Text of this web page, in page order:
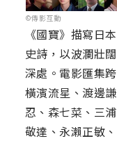
©傳影互動
《國寶》描寫日
史詩，以波瀾壯
深處。電影匯集
橫濱流星、渡邊
忍、森七菜、三
敬達、永瀨正敏